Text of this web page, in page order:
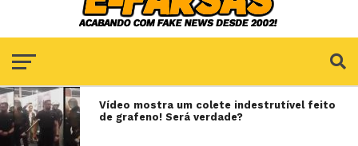
Vídeo mostra um colete indestrutível feito
de grafeno! Será verdade?